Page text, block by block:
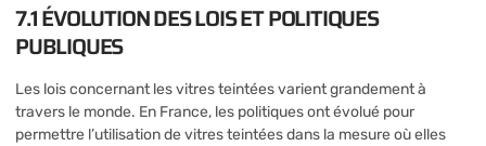
7.1 ÉVOLUTION DES LOIS ET POLITIQUES
PUBLIQUES
Les lois concernant les vitres teintées varient grandement à
travers le monde. En France, les politiques ont évolué pour
permettre l’utilisation de vitres teintées dans la mesure où elles